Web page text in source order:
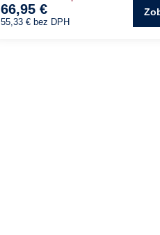
66,95 €
55,33 € bez DPH